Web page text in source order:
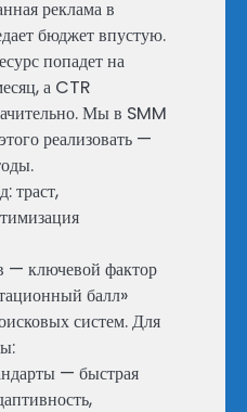
реклама в
бюджет впустую.
попадет на
а CTR
Мы в SMM
реализовать —
траст,
— ключевой фактор
балл»
систем. Для
— быстрая